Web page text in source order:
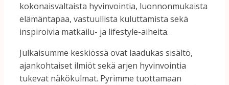
kokonaisvaltaista hyvinvointia, luonnonmukaista
elämäntapaa, vastuullista kuluttamista sekä
inspiroivia matkailu- ja lifestyle-aiheita.
Julkaisumme keskiössä ovat laadukas sisältö,
ajankohtaiset ilmiötsekä arjen hyvinvointia
tukevat näkökulmat. Pyrimme tuottamaan